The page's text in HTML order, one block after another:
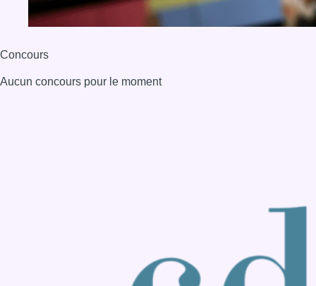
Concours
Aucun concours pour le moment